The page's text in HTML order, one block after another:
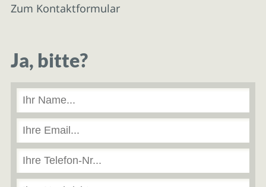
Zum Kontaktformular
Ja, bitte?